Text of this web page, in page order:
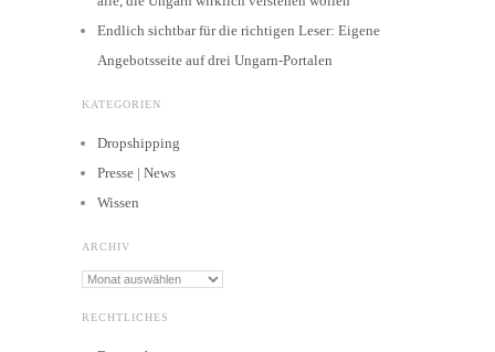
Endlich sichtbar für die richtigen Leser: Eigene
Angebotsseite auf drei Ungarn-Portalen
KATEGORIEN
Dropshipping
Presse | News
Wissen
ARCHIV
Archiv
RECHTLICHES